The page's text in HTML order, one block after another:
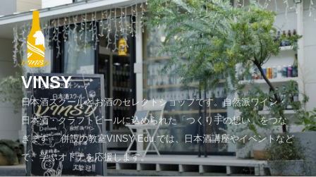
ン
ツ
へ
ッ
プ
VINSY
日本酒スクールとお酒のセレクトショップです。自然派ワイン・
日本酒・クラフトビールに込められた「つくり手の想い」をつな
ぎます。 併設の教室VINSY Edu.では、日本酒講座やイベントなど
で、学ぶオトナを応援します。